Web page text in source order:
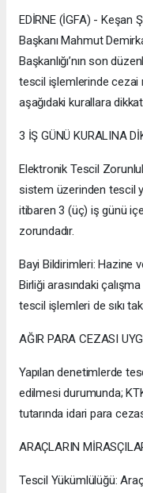
EDİRNE (İGFA) - Keşan
Başkanı Mahmut
Başkanlığı’nın son
tescil işlemlerinde cezai
aşağıdaki kurallara
3 İŞ GÜNÜ KURALINA
Elektronik Tescil
sistem üzerinden tescil
itibaren 3 (üç) iş günü
zorundadır.
Bayi Bildirimleri: Hazine
Birliği arasındaki
tescil işlemleri de sıkı
AĞIR PARA CEZASI
Yapılan denetimlerde
edilmesi durumunda;
tutarında idari para
ARAÇLARIN
Tescil Yükümlülüğü: